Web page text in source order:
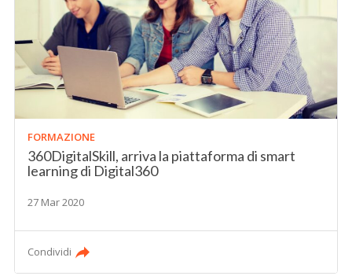
FORMAZIONE
360DigitalSkill, arriva la piattaforma di smart
learning di Digital360
27 Mar 2020
Condividi